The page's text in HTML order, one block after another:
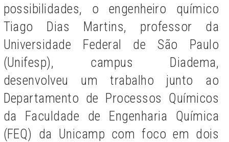
possibilidades, o engenheiro químico
Tiago Dias Martins, professor da
Universidade Federal de São Paulo
(Unifesp), campus Diadema,
desenvolveu um trabalho junto ao
Departamento de Processos Químicos
da Faculdade de Engenharia Química
(FEQ) da Unicamp com foco em dois